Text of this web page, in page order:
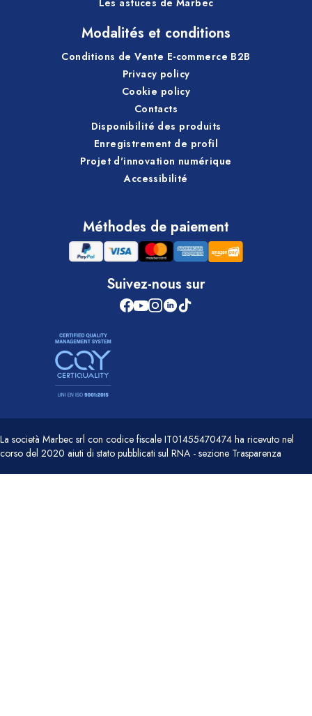
Modalités et conditions
Conditions de Vente E-commerce B2B
Privacy policy
Cookie policy
Contacts
Disponibilité des produits
Enregistrement de profil
Projet d'innovation numérique
Accessibilité
Méthodes de paiement
Suivez-nous sur
La società Marbec srl con codice fiscale IT01455470474 ha ricevuto nel
corso del 2020 aiuti di stato pubblicati sul RNA - sezione Trasparenza